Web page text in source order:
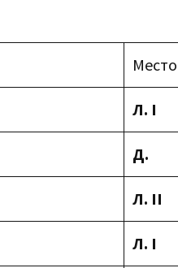
Место
Л. I
Д.
Л. II
Л. I